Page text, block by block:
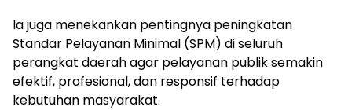
Ia juga menekankan pentingnya peningkatan
Standar Pelayanan Minimal (SPM) di seluruh
perangkat daerah agar pelayanan publik semakin
efektif, profesional, dan responsif terhadap
kebutuhan masyarakat.